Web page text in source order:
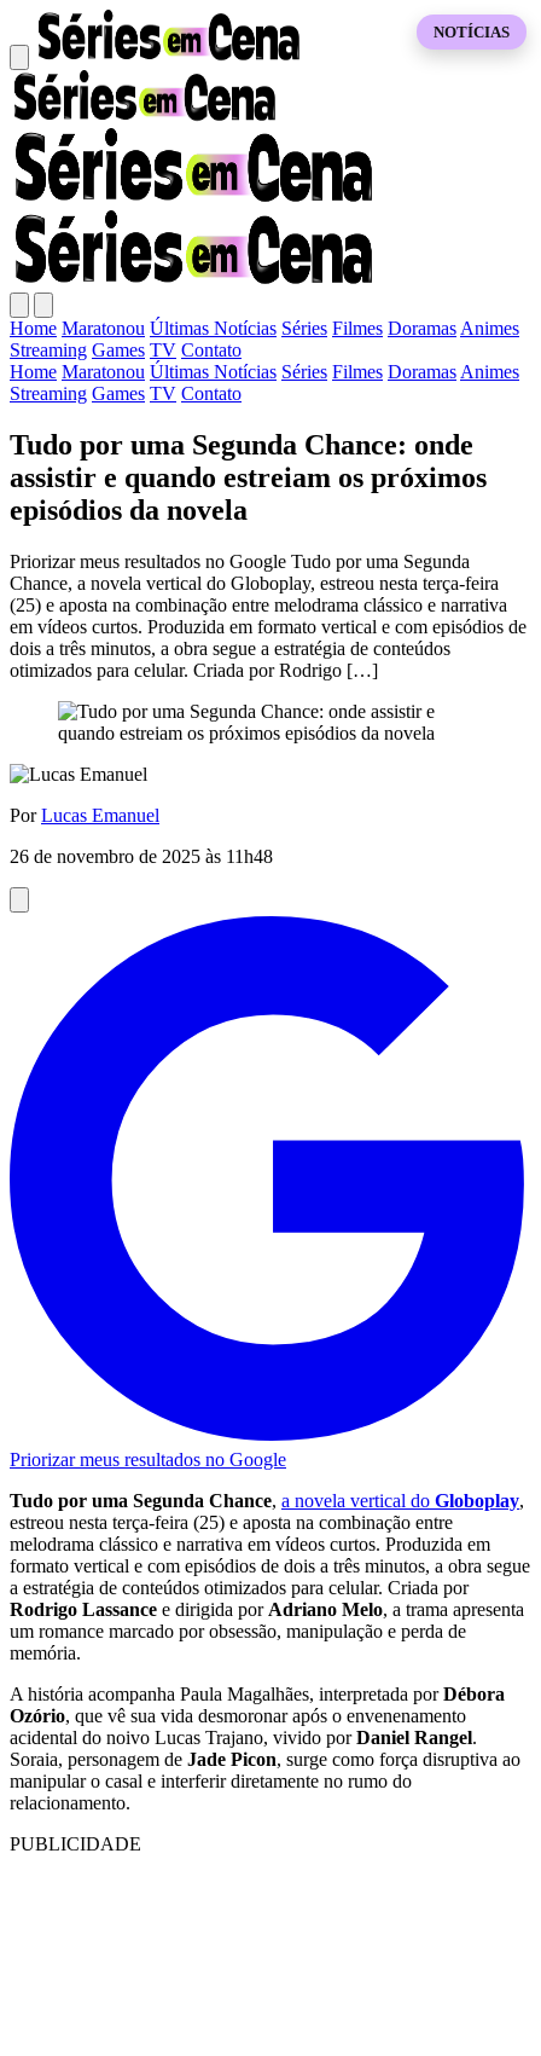
Home Maratonou Últimas Notícias Séries Filmes Doramas Animes
Streaming Games TV Contato
Home Maratonou Últimas Notícias Séries Filmes Doramas Animes
Streaming Games TV Contato
Tudo por uma Segunda Chance: onde
assistir e quando estreiam os próximos
episódios da novela
Priorizar meus resultados no Google Tudo por uma Segunda
Chance, a novela vertical do Globoplay, estreou nesta terça-feira
(25) e aposta na combinação entre melodrama clássico e narrativa
em vídeos curtos. Produzida em formato vertical e com episódios de
dois a três minutos, a obra segue a estratégia de conteúdos
otimizados para celular. Criada por Rodrigo […]
NOTÍCIAS
PorLucas Emanuel
26 de novembro de 2025 às 11h48
Priorizar meus resultados no Google
Tudo por uma Segunda Chance, a novela vertical do Globoplay,
estreou nesta terça-feira (25) e aposta na combinação entre
melodrama clássico e narrativa em vídeos curtos. Produzida em
formato vertical e com episódios de dois a três minutos, a obra segue
a estratégia de conteúdos otimizados para celular. Criada por
Rodrigo Lassance e dirigida por Adriano Melo, a trama apresenta
um romance marcado por obsessão, manipulação e perda de
memória.
A história acompanha Paula Magalhães, interpretada porDébora
Ozório, que vê sua vida desmoronar após o envenenamento
acidental do noivo Lucas Trajano, vivido porDaniel Rangel.
Soraia, personagem de Jade Picon, surge como força disruptiva ao
manipular o casal e interferir diretamente no rumo do
relacionamento.
PUBLICIDADE